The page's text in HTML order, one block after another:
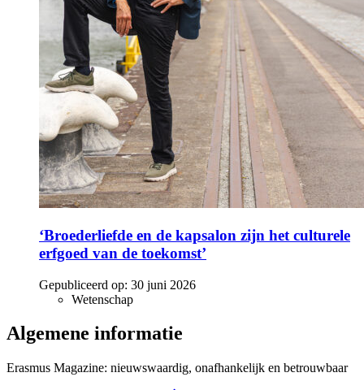
‘Broederliefde en de kapsalon zijn het culturele
erfgoed van de toekomst’
Gepubliceerd op: 30 juni 2026
Wetenschap
Algemene informatie
Erasmus Magazine: nieuwswaardig, onafhankelijk en betrouwbaar